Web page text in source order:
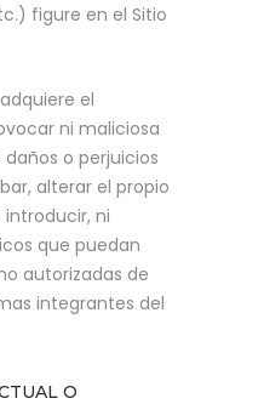
figure en el Sitio
el
ni maliciosa
o perjuicios
alterar el propio
ni
que puedan
autorizadas de
integrantes del
O